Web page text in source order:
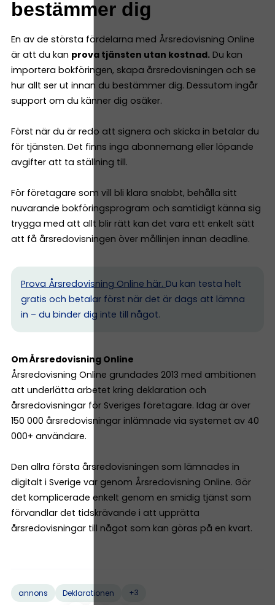
bestämmer dig
En av de största fördelarna med Årsredovisning Online
är att du kan prova tjänsten utan kostnad. Du kan
importera bokföringen, skapa årsredovisningen och se
hur allt ser ut innan du bestämmer dig. Dessutom ingår
support om du känner dig osäker.
Först när du är redo att signera och skicka in betalar du
för tjänsten. Det finns inga abonnemang eller löpande
avgifter att ta ställning till.
För företagare som vill bli klara snabbt, behålla sitt
nuvarande bokföringsprogram och samtidigt känna sig
trygga med att allt blir rätt kan det vara ett enkelt sätt
att få årsredovisningen över mållinjen innan deadline.
Prova Årsredovisning Online här. Du kan testa helt
gratis och betalar först när det är dags att lämna
in – du binder dig inte till något.
Om Årsredovisning Online
Årsredovisning Online grundades 2013 med ambitionen
att underlätta arbetet kring deklaration och
årsredovisningar för Sveriges företagare. Idag är över
150 000 årsredovisningar inlämnade via systemet av 40
000+ användare.
Den allra första årsredovisningen som lämnades in
digitalt i Sverige var genom Årsredovisning Online. Gör
det komplicerade enkelt genom en smidig tjänst som
förvandlar det tidskrävande i att upprätta
årsredovisningar till något som kan göras på en kvart.
annons Deklarationen
+3